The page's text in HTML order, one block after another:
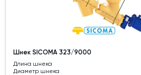
Шнек SICOMA 323/9000
Длина шнека
Диаметр шнека